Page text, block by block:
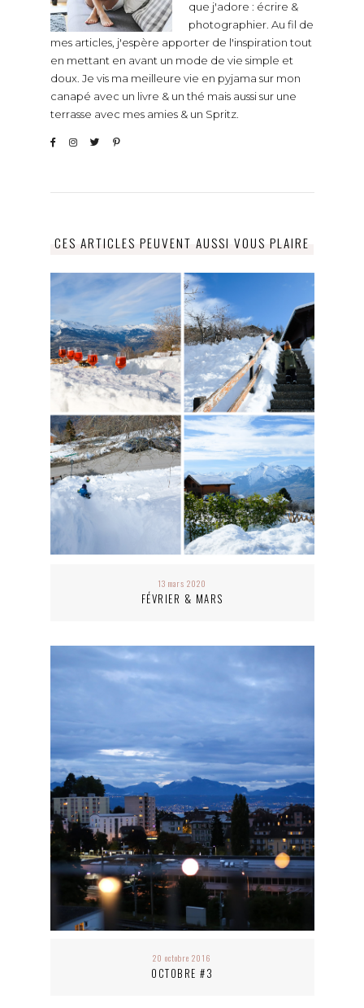
que j'adore : écrire &
photographier. Au fil de
mes articles, j'espère apporter de l'inspiration tout
en mettant en avant un mode de vie simple et
doux. Je vis ma meilleure vie en pyjama sur mon
canapé avec un livre & un thé mais aussi sur une
terrasse avec mes amies & un Spritz.
CES ARTICLES PEUVENT AUSSI VOUS PLAIRE
13 mars 2020
FÉVRIER & MARS
20 octobre 2016
OCTOBRE #3